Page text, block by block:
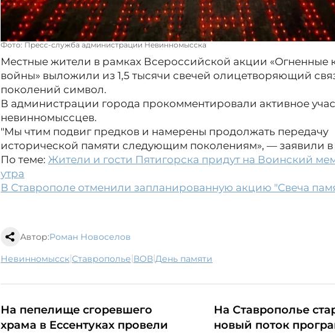
Фото: Пресс-служба администрации Невинномысска
Местные жители в рамках Всероссийской акции «Огненные
войны» выложили из 1,5 тысячи свечей олицетворяющий
поколений символ.
В администрации города прокомментировали активное
невинномыссцев.
"Мы чтим подвиг предков и намерены продолжать передачу
исторической памяти следующим поколениям», — заявили
По теме: Жители и гости Пятигорска придут на Воинский
утра
В Ставрополе отменили запланированную акцию "Свеча
Автор:Роман Новоселов
Невинномысск| Ставрополье| ВОВ| день памяти
На пепелище сгоревшего
храма в Ессентуках провели
На Ставрополье
новый поток